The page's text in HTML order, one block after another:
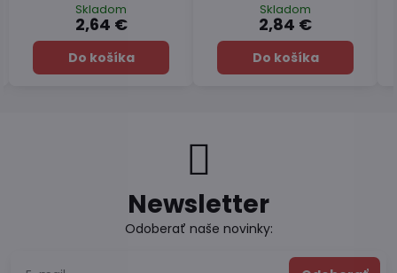
Skladom
7,45 €
Do košíka
Skladom
6,49 €
Do košíka
Newsletter
Odoberať naše novinky: